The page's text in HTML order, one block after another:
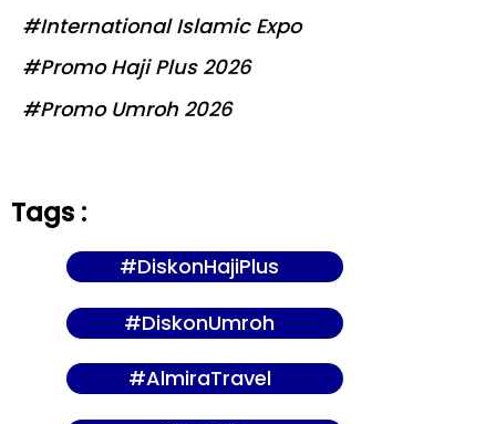
#International Islamic Expo
#Promo Haji Plus 2026
#Promo Umroh 2026
Tags :
#DiskonHajiPlus
#DiskonUmroh
#AlmiraTravel